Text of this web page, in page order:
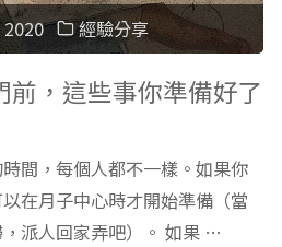
經驗分享
前，這些事你準備好了
間，每個人都不一樣。如果你
在月子中心時才開始準備（當
派人回家弄吧）。 如果 …